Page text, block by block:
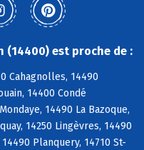
(14400) est proche de :
Cahagnolles, 14490
14400 Condé
14490 La Bazoque,
14250 Lingèvres, 14490
Planquery, 14710 St-